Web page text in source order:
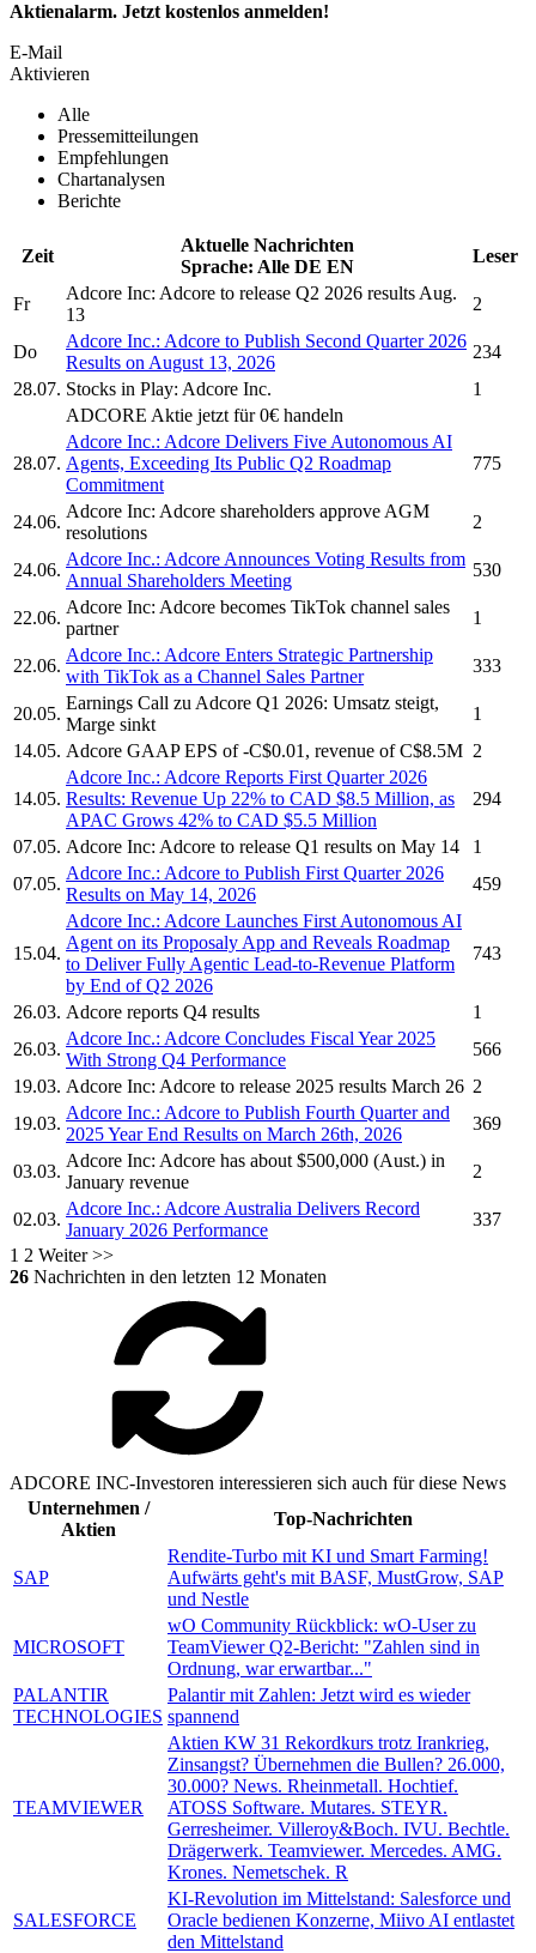
Aktienalarm. Jetzt kostenlos anmelden!
E-Mail
Aktivieren
Alle
Pressemitteilungen
Empfehlungen
Chartanalysen
Berichte
Zeit
Aktuelle Nachrichten
Sprache: Alle DE EN
Leser
Fr
Adcore Inc: Adcore to release Q2 2026 results Aug.
13
2
Do
Adcore Inc.: Adcore to Publish Second Quarter 2026
Results on August 13, 2026
234
28.07. Stocks in Play: Adcore Inc.
1
ADCORE Aktie jetzt für 0€ handeln
28.07.
Adcore Inc.: Adcore Delivers Five Autonomous AI
Agents, Exceeding Its Public Q2 Roadmap
Commitment
775
24.06.
Adcore Inc: Adcore shareholders approve AGM
resolutions
2
24.06.
Adcore Inc.: Adcore Announces Voting Results from
Annual Shareholders Meeting
530
22.06.
Adcore Inc: Adcore becomes TikTok channel sales
partner
1
22.06.
Adcore Inc.: Adcore Enters Strategic Partnership
with TikTok as a Channel Sales Partner
333
20.05.
Earnings Call zu Adcore Q1 2026: Umsatz steigt,
Marge sinkt
1
14.05. Adcore GAAP EPS of -C$0.01, revenue of C$8.5M 2
14.05.
Adcore Inc.: Adcore Reports First Quarter 2026
Results: Revenue Up 22% to CAD $8.5 Million, as
APAC Grows 42% to CAD $5.5 Million
294
07.05. Adcore Inc: Adcore to release Q1 results on May 14
1
07.05.
Adcore Inc.: Adcore to Publish First Quarter 2026
Results on May 14, 2026
459
15.04.
Adcore Inc.: Adcore Launches First Autonomous AI
Agent on its Proposaly App and Reveals Roadmap
to Deliver Fully Agentic Lead-to-Revenue Platform
by End of Q2 2026
743
26.03. Adcore reports Q4 results
1
26.03.
Adcore Inc.: Adcore Concludes Fiscal Year 2025
With Strong Q4 Performance
566
19.03. Adcore Inc: Adcore to release 2025 results March 26 2
19.03.
Adcore Inc.: Adcore to Publish Fourth Quarter and
2025 Year End Results on March 26th, 2026
369
03.03.
Adcore Inc: Adcore has about $500,000 (Aust.) in
January revenue
2
02.03.
Adcore Inc.: Adcore Australia Delivers Record
January 2026 Performance
337
1 2 Weiter >>
26 Nachrichten in den letzten 12 Monaten
ADCORE INC-Investoren interessieren sich auch für diese News
Unternehmen /
Aktien
Top-Nachrichten
SAP
Rendite-Turbo mit KI und Smart Farming!
Aufwärts geht's mit BASF, MustGrow, SAP
und Nestle
MICROSOFT
wO Community Rückblick: wO-User zu
TeamViewer Q2-Bericht: "Zahlen sind in
Ordnung, war erwartbar..."
PALANTIR
TECHNOLOGIES
Palantir mit Zahlen: Jetzt wird es wieder
spannend
TEAMVIEWER
Aktien KW 31 Rekordkurs trotz Irankrieg,
Zinsangst? Übernehmen die Bullen? 26.000,
30.000? News. Rheinmetall. Hochtief.
ATOSS Software. Mutares. STEYR.
Gerresheimer. Villeroy&Boch. IVU. Bechtle.
Drägerwerk. Teamviewer. Mercedes. AMG.
Krones. Nemetschek. R
SALESFORCE
KI-Revolution im Mittelstand: Salesforce und
Oracle bedienen Konzerne, Miivo AI entlastet
den Mittelstand